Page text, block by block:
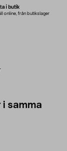
i butik
online, från butikslager
samma